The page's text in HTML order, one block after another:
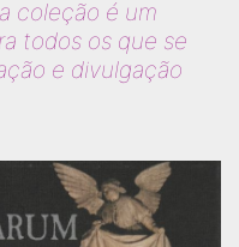
coleção é um
todos os que se
e divulgação